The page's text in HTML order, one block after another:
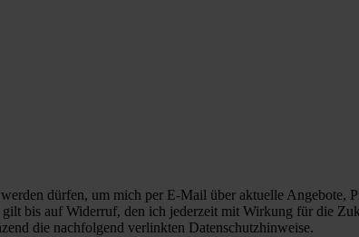
dürfen, um mich per E-Mail über aktuelle Angebote,
bis auf Widerruf, den ich jederzeit mit Wirkung für die
die nachfolgend verlinkten Datenschutzhinweise.